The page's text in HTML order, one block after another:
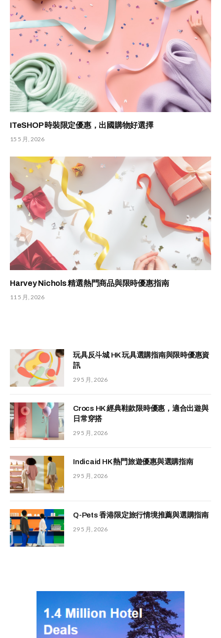
ITeSHOP 時裝限定優惠，出國購物好選擇
15 5 月, 2026
Harvey Nichols 精選熱門商品與限時優惠指南
11 5 月, 2026
玩具反斗城 HK 玩具選購指南與限時優惠資
訊
29 5 月, 2026
Crocs HK 經典鞋款限時優惠，適合出遊與
日常穿搭
29 5 月, 2026
Indicaid HK 熱門旅遊優惠與選購指南
29 5 月, 2026
Q-Pets 香港限定旅行情境推薦與選購指南
29 5 月, 2026